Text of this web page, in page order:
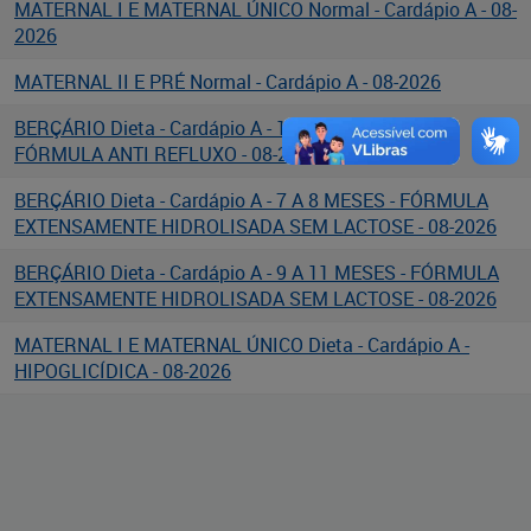
MATERNAL I E MATERNAL ÚNICO Normal - Cardápio A - 08-
2026
MATERNAL II E PRÉ Normal - Cardápio A - 08-2026
BERÇÁRIO Dieta - Cardápio A - 12 MESES OU MAIS -
FÓRMULA ANTI REFLUXO - 08-2026
BERÇÁRIO Dieta - Cardápio A - 7 A 8 MESES - FÓRMULA
EXTENSAMENTE HIDROLISADA SEM LACTOSE - 08-2026
BERÇÁRIO Dieta - Cardápio A - 9 A 11 MESES - FÓRMULA
EXTENSAMENTE HIDROLISADA SEM LACTOSE - 08-2026
MATERNAL I E MATERNAL ÚNICO Dieta - Cardápio A -
HIPOGLICÍDICA - 08-2026